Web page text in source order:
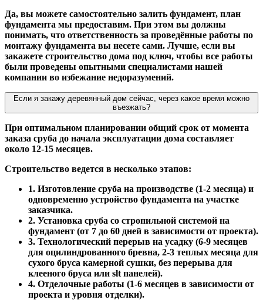
Да, вы можете самостоятельно залить фундамент, план
фундамента мы предоставим. При этом вы должны
понимать, что ответственность за проведённые работы по
монтажу фундамента вы несете сами. Лучше, если вы
закажете строительство дома под ключ, чтобы все работы
были проведены опытными специалистами нашей
компании во избежание недоразумений.
Если я закажу деревянный дом сейчас, через какое время можно
въезжать?
При оптимальном планировании общий срок от момента
заказа сруба до начала эксплуатации дома составляет
около 12-15 месяцев.
Строительство ведется в несколько этапов:
1. Изготовление сруба на производстве (1-2 месяца) и
одновременно устройство фундамента на участке
заказчика.
2. Установка сруба со стропильной системой на
фундамент (от 7 до 60 дней в зависимости от проекта).
3. Технологический перерыв на усадку (6-9 месяцев
для оцилиндрованного бревна, 2-3 теплых месяца для
сухого бруса камерной сушки, без перерыва для
клееного бруса или slt панелей).
4. Отделочные работы (1-6 месяцев в зависимости от
проекта и уровня отделки).